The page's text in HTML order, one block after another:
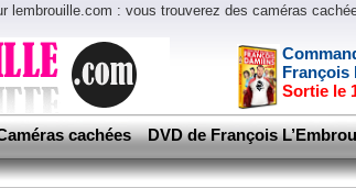
lembrouille.com : vous trouverez des caméras
François
Sortie le
cachées DVD de François